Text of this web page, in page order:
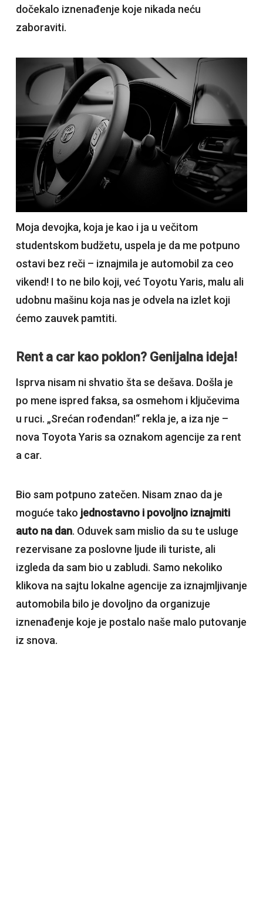
dočekalo iznenađenje koje nikada neću
zaboraviti.
Moja devojka, koja je kao i ja u večitom
studentskom budžetu, uspela je da me potpuno
ostavi bez reči – iznajmila je automobil za ceo
vikend! I to ne bilo koji, već Toyotu Yaris, malu ali
udobnu mašinu koja nas je odvela na izlet koji
ćemo zauvek pamtiti.
Rent a car kao poklon? Genijalna ideja!
Isprva nisam ni shvatio šta se dešava. Došla je
po mene ispred faksa, sa osmehom i ključevima
u ruci. „Srećan rođendan!“ rekla je, a iza nje –
nova Toyota Yaris sa oznakom agencije za rent
a car.
Bio sam potpuno zatečen. Nisam znao da je
moguće tako jednostavno i povoljno iznajmiti
auto na dan. Oduvek sam mislio da su te usluge
rezervisane za poslovne ljude ili turiste, ali
izgleda da sam bio u zabludi. Samo nekoliko
klikova na sajtu lokalne agencije za iznajmljivanje
automobila bilo je dovoljno da organizuje
iznenađenje koje je postalo naše malo putovanje
iz snova.